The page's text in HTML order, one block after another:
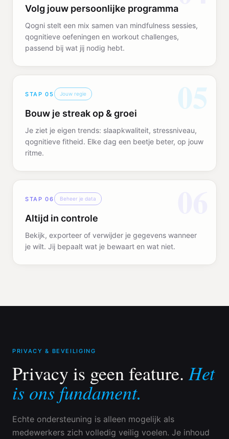
Volg jouw persoonlijke programma
Qogni stelt een mix samen van mindfulness sessies,
qognitieve oefeningen en workout challenges,
passend bij wat jij nodig hebt.
05
STAP05 Jouw regie
Bouw je streak op & groei
Je ziet je eigen trends: slaapkwaliteit, stressniveau,
qognitieve fitheid. Elke dag een beetje beter, op jouw
ritme.
STAP06 Beheer je data
Altijd in controle
Bekijk, exporteer of verwijder je gegevens wanneer
je wilt. Jij bepaalt wat je bewaart en wat niet.
PRIVACY & BEVEILIGING
Privacy is geen feature. Het
is ons fundament.
Echte ondersteuning is alleen mogelijk als
medewerkers zich volledig veilig voelen. Je inhoud